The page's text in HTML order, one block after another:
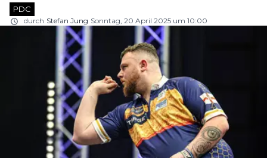
PDC
durch Stefan Jung Sonntag, 20 April 2025 um 10:00